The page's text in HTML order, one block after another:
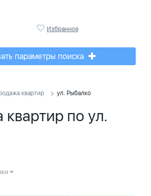
Избранное
параметры поиска
квартир ул. Рыбалко
по ул.